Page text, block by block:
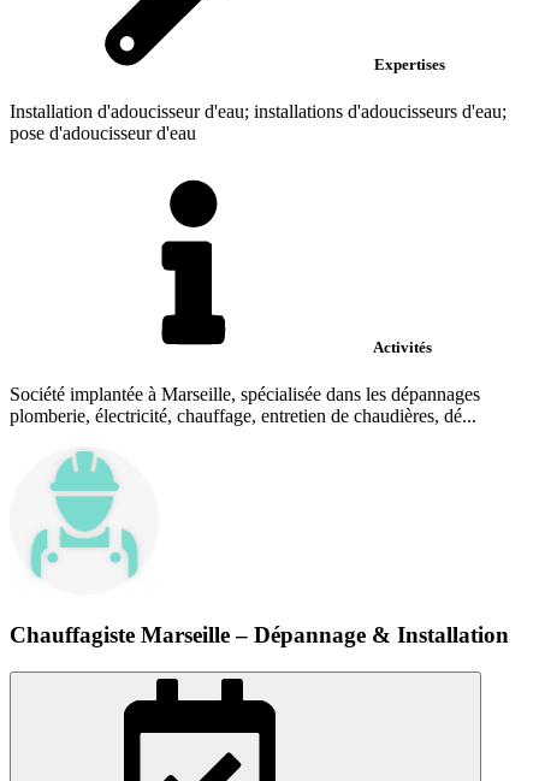
Expertises
Installation d'adoucisseur d'eau; installations d'adoucisseurs d'eau;
pose d'adoucisseur d'eau
Activités
Société implantée à Marseille, spécialisée dans les dépannages
plomberie, électricité, chauffage, entretien de chaudières, dé...
Chauffagiste Marseille – Dépannage & Installation